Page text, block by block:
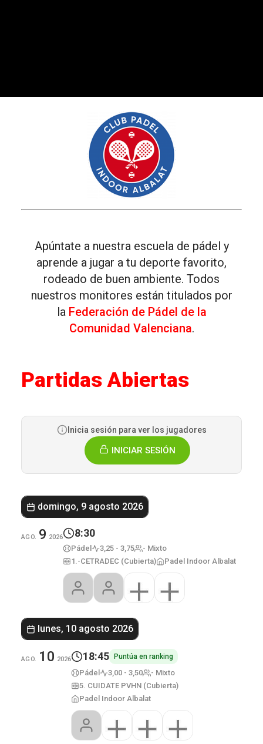
Apúntate a nuestra escuela de pádel y
aprende a jugar a tu deporte favorito,
rodeado de buen ambiente. Todos
nuestros monitores están titulados por
la Federación de Pádel de la
Comunidad Valenciana.
Partidas Abiertas
Inicia sesión para ver los jugadores
INICIAR SESIÓN
domingo, 9 agosto 2026
AGO. 9 2026 8:30
Pádel 3,25 - 3,75
- Mixto
1.-CETRADEC (Cubierta)
Padel Indoor Albalat
lunes, 10 agosto 2026
AGO. 10 2026 18:45 Puntúa en ranking
Pádel 3,00 - 3,50
- Mixto
5. CUIDATE PVHN (Cubierta)
Padel Indoor Albalat